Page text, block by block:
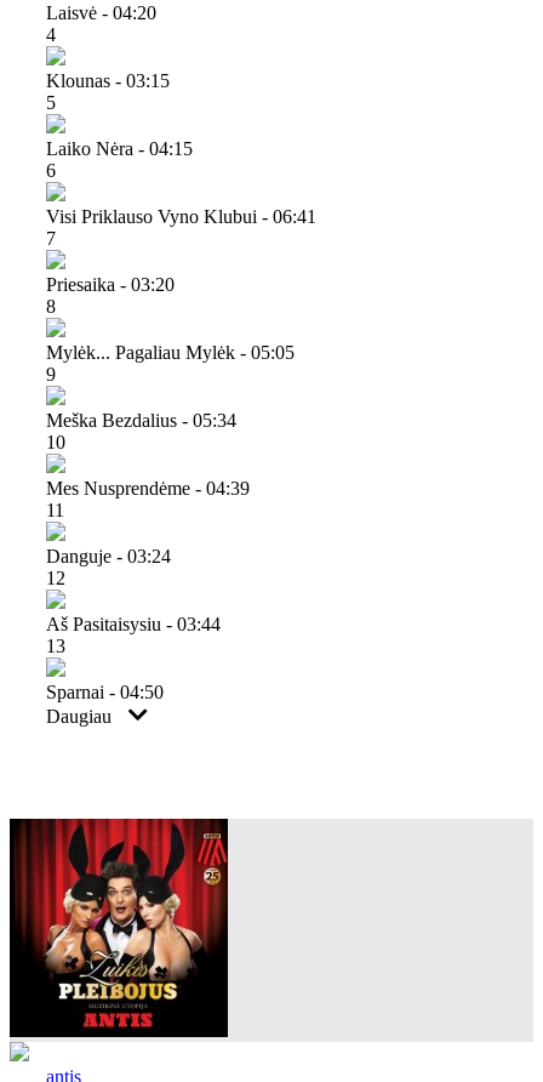
Laisvė - 04:20
4
Klounas - 03:15
5
Laiko Nėra - 04:15
6
Visi Priklauso Vyno Klubui - 06:41
7
Priesaika - 03:20
8
Mylėk... Pagaliau Mylėk - 05:05
9
Meška Bezdalius - 05:34
10
Mes Nusprendėme - 04:39
11
Danguje - 03:24
12
Aš Pasitaisysiu - 03:44
13
Sparnai - 04:50
Daugiau
antis